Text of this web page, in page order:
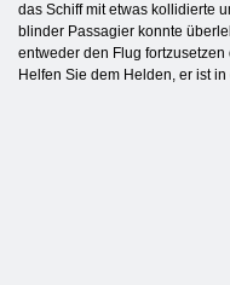
das Schiff mit etwas kollidierte
blinder Passagier konnte
entweder den Flug
Helfen Sie dem Helden, er ist